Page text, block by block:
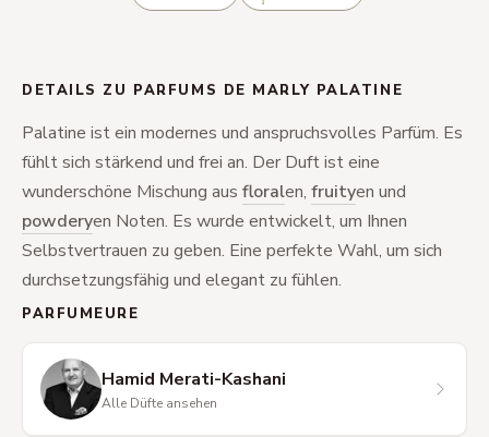
DETAILS ZU PARFUMS DE MARLY PALATINE
Palatine ist ein modernes und anspruchsvolles Parfüm. Es
fühlt sich stärkend und frei an. Der Duft ist eine
wunderschöne Mischung aus floralen, fruityen und
powderyen Noten. Es wurde entwickelt, um Ihnen
Selbstvertrauen zu geben. Eine perfekte Wahl, um sich
durchsetzungsfähig und elegant zu fühlen.
PARFUMEURE
Hamid Merati-Kashani
Alle Düfte ansehen